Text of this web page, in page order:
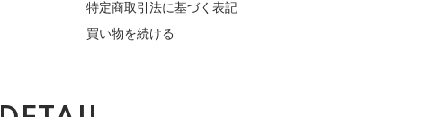
特定商取引法に基づく表記
買い物を続ける